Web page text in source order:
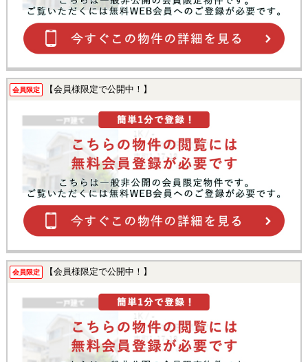
会員限定 【会員様限定で公開中！】
会員限定 【会員様限定で公開中！】